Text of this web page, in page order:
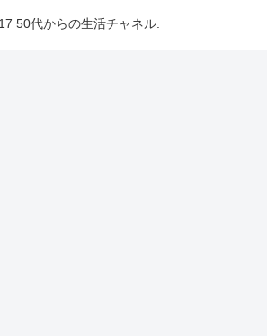
50代からの生活チャネル.